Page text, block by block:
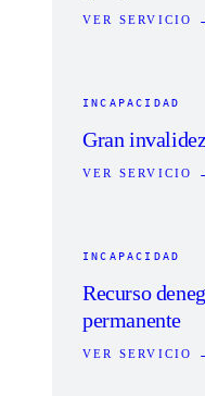
VER SERVICIO
INCAPACIDAD
Gran
VER SERVICIO
INCAPACIDAD
Recurso
permanente
VER SERVICIO